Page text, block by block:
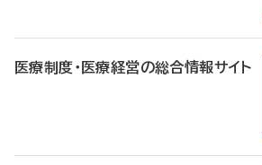
医療制度・医療経営の総合情報サイト